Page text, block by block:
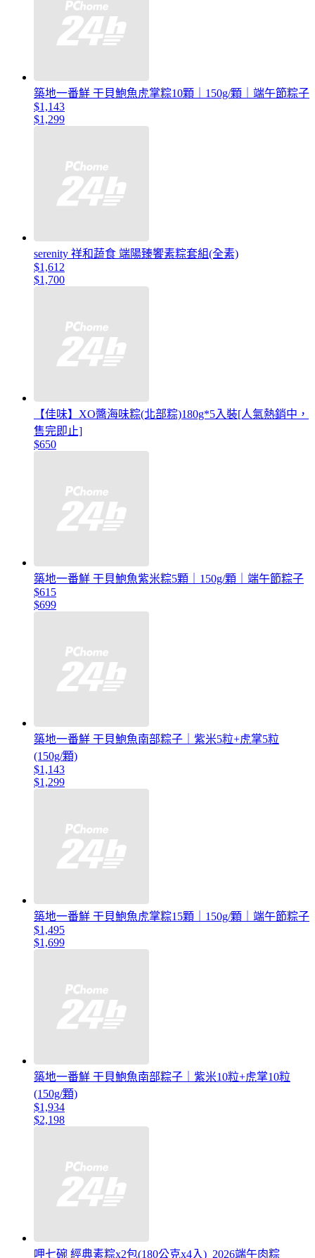
築地一番鮮 干貝鮑魚虎掌粽10顆｜150g/顆｜端午節粽子
$1,143
$1,299
serenity 祥和蔬食 端陽臻饗素粽套組(全素)
$1,612
$1,700
【佳味】XO醬海味粽(北部粽)180g*5入裝[人氣熱銷中，
售完即止]
$650
築地一番鮮 干貝鮑魚紫米粽5顆｜150g/顆｜端午節粽子
$615
$699
築地一番鮮 干貝鮑魚南部粽子｜紫米5粒+虎掌5粒
(150g/顆)
$1,143
$1,299
築地一番鮮 干貝鮑魚虎掌粽15顆｜150g/顆｜端午節粽子
$1,495
$1,699
築地一番鮮 干貝鮑魚南部粽子｜紫米10粒+虎掌10粒
(150g/顆)
$1,934
$2,198
呷七碗 經典素粽x2包(180公克x4入)_2026端午肉粽